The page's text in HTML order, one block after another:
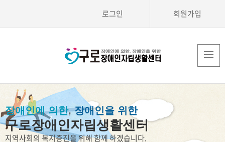
로그인 회원가입
장애인에 의한,장애인을 위한
구로장애인자립생활센터
지역사회의 복지증진을 위해 함께 하겠습니다.